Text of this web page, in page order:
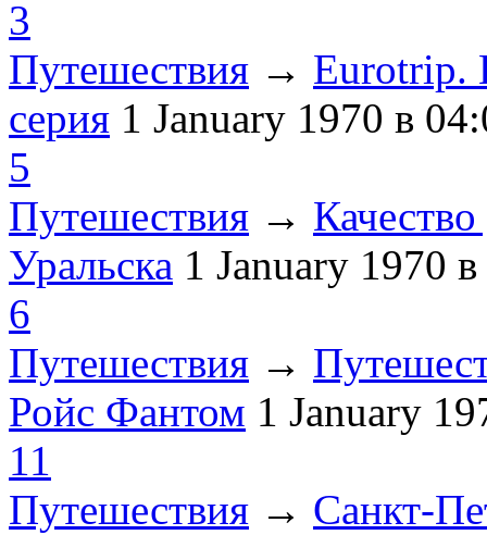
3
Путешествия → Eurotrip.
серия 1 January 1970 в
5
Путешествия →
Уральска 1 January 1970
6
Путешествия →
Ройс Фантом 1 January
11
Путешествия → Санкт-